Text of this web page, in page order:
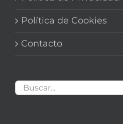
Política de Cookies
Contacto
Buscar: